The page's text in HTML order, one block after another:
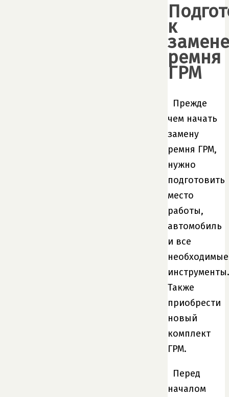
к
замене
ремня
ГРМ
Прежде
чем начать
замену
ремня ГРМ,
нужно
подготовить
место
работы,
автомобиль
и все
необходимые
инструменты.
Также
приобрести
новый
комплект
ГРМ.
Перед
началом